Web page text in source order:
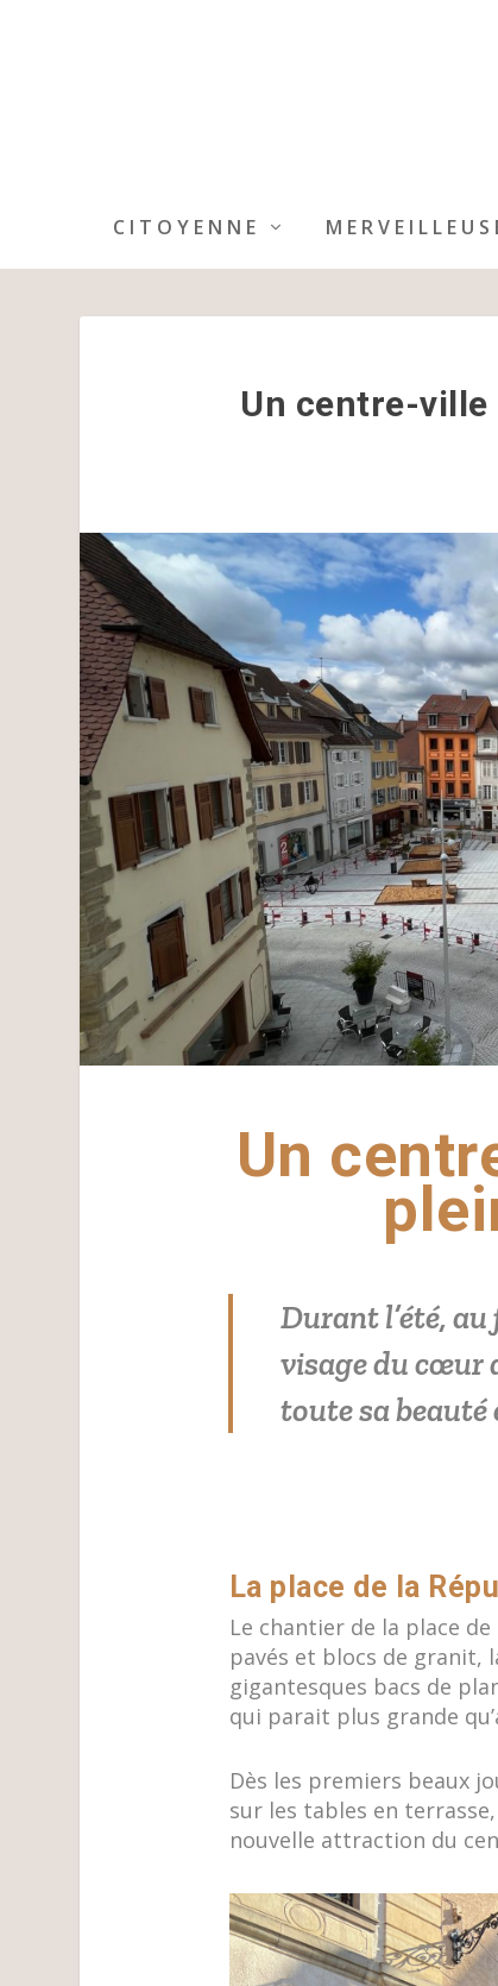
CITOYENNE
Un centre-
Un
Durant l’été,
visage du cœur
toute sa
La place de la
Le chantier de la place
pavés et blocs de granit,
gigantesques bacs de
qui parait plus grande
Dès les premiers beaux
sur les tables en
nouvelle attraction du